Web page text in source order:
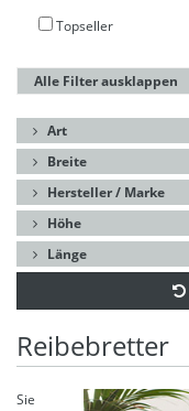
Topseller
Alle Filter ausklappen
Art
Breite
Hersteller / Marke
Höhe
Länge
Reibebretter
Sie